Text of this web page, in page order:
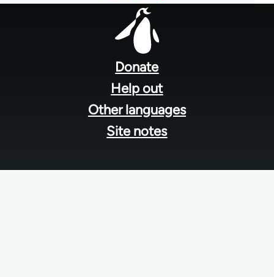
Donate
Help out
Other languages
Site notes